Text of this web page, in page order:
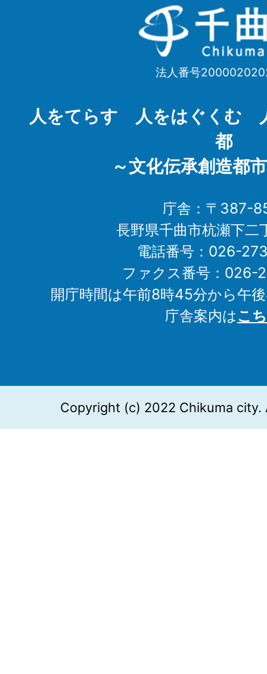
千
曲
Chikuma
法人番号
人をてらす 人をはぐくむ
都
～文化伝承創造都
庁舎：〒387-
長野県千曲市杭瀬下二
電話番号：026-
ファクス番号：026-
開庁時間は午前8時45分から午
庁舎案内はこ
Copyright (c) 2022 Chikuma city.